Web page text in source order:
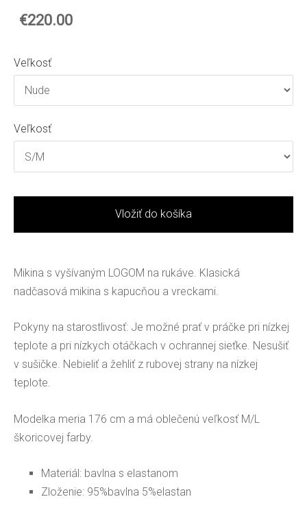
€220.00
Veľkosť
Veľkosť
Vložiť do košíka
Mikina s vyšívaným LOGOM na rukáve. Klasická
nadčasová mikina s kapucňou a vreckami.
Pokyny na starostlivosť: Je možné prať v práčke pri nízkej
teplote a pri nízkych otáčkach v ochrannej sieťke. Nesušiť
v sušičke. Nebieliť a žehliť z rubovej strany na nízkej
teplote.
Modelka meria 176 cm a má oblečenú veľkosť M/L
škoricovej farby.
Materiál: bavlna s elastanom
Zloženie: 95%bavlna 5%elastan